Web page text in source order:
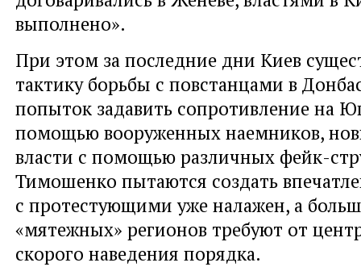
выполнено».
При этом за последние дни Киев
тактику борьбы с повстанцами в
попыток задавить сопротивление на
помощью вооруженных наемников,
власти с помощью различных фейк-
Тимошенко пытаются создать
с протестующими уже налажен, а
«мятежных» регионов требуют от
скорого наведения порядка.